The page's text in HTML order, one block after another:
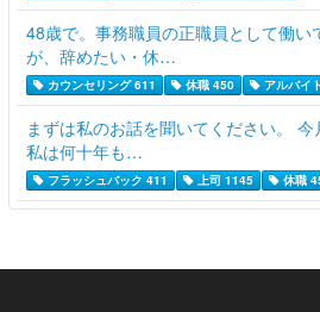
48歳で。事務職員の正職員として働い
が、辞めたい・休…
カウンセリング 611 休職 450 アルバイ
まずは私のお話を聞いてください。 今
私は何十年も…
フラッシュバック 411 上司 1145 休職